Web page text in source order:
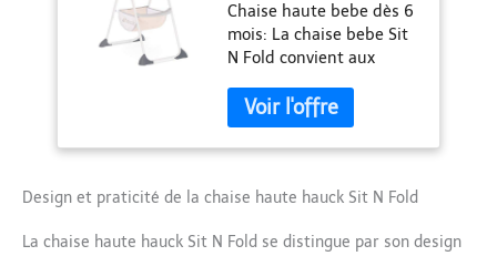
dès 6 Mois jusqu’à
15 kg, avec Tablette
Repas Amovible,
Dossier Réglable à
Une Main, Grand
Panier de
Rangement -
Beige
Chaise haute bebe dès 6
mois: La chaise bebe Sit
N Fold convient aux
seuls et jusqu’à 15 kg.
Pour des repas en toute
sécurité et dans un
quotidien Compacte et
(4,85 kg) et facile à plier,
Design et praticité de la chaise haute hauck Sit N Fold
La chaise haute hauck Sit N Fold se distingue par son design